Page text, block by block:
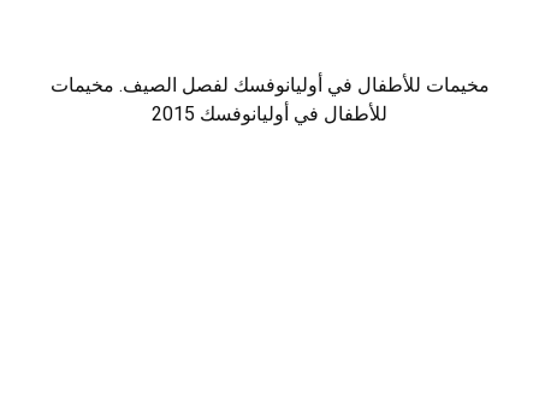
مخيمات للأطفال في أوليانوفسك لفصل الصيف. مخيمات
للأطفال في أوليانوفسك 2015